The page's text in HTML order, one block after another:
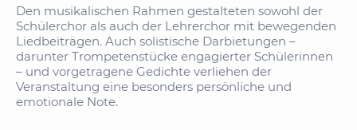
Den musikalischen Rahmen gestalteten sowohl der
Schülerchor als auch der Lehrerchor mit bewegenden
Liedbeiträgen. Auch solistische Darbietungen –
darunter Trompetenstücke engagierter Schülerinnen
– und vorgetragene Gedichte verliehen der
Veranstaltung eine besonders persönliche und
emotionale Note.